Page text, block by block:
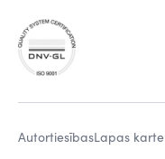
AutortiesībasLapas karte